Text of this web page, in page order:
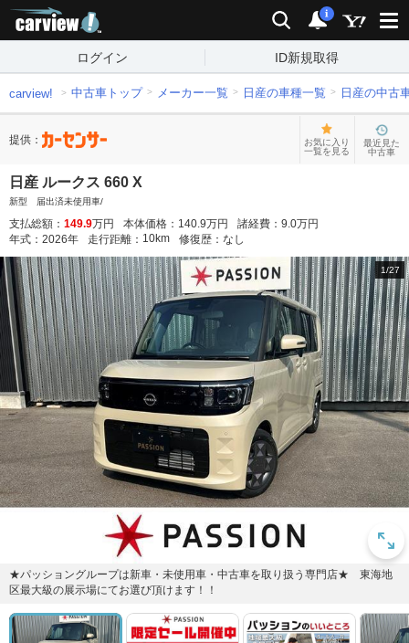
検索 通知
i
ログイン ID新規取得
carview! 中古車トップ メーカー一覧 日産の車種一覧 日産の中古
提供：
お気に入り
一覧を見る
最近見た
中古車
日産 ルークス 660 X
新型 届出済未使用車/
支払総額： 149.9万円 本体価格： 140.9万円 諸経費： 9.0万円
年式： 2026年 走行距離： 10km 修復歴： なし
1/27
★パッショングループは新車・未使用車・中古車を取り扱う専門店★ 東海地
区最大級の展示場にてお選び頂けます！！